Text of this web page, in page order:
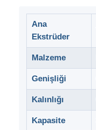
Ana
Ekstrüder
Malzeme
Genişliği
Kalınlığı
Kapasite